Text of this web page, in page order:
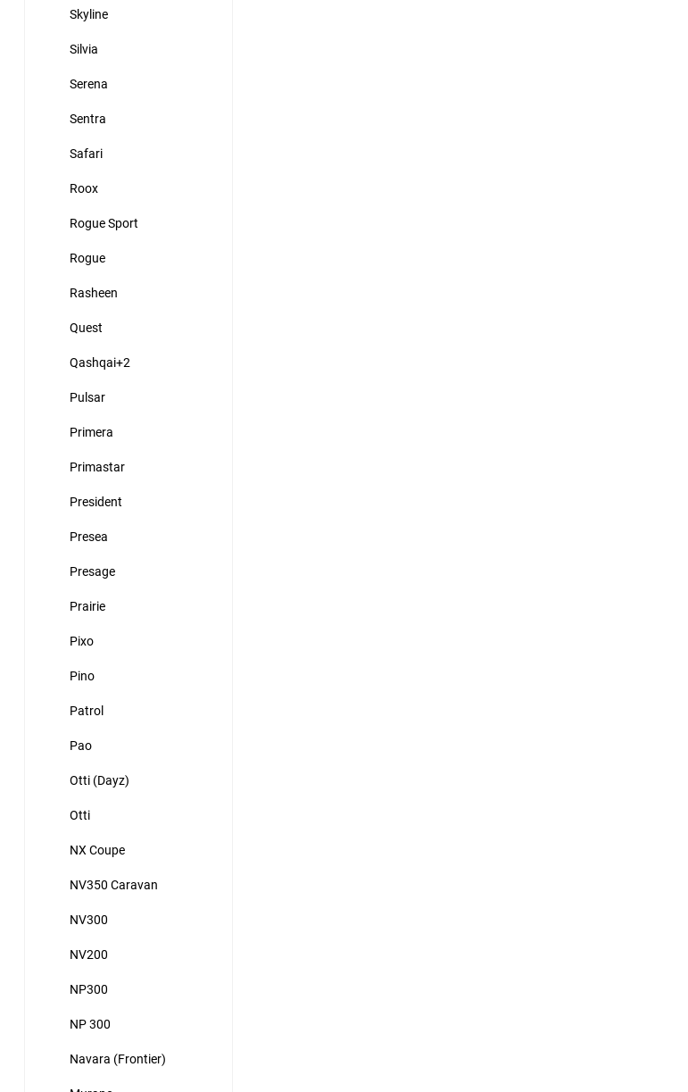
Skyline
Silvia
Serena
Sentra
Safari
Roox
Rogue Sport
Rogue
Rasheen
Quest
Qashqai+2
Pulsar
Primera
Primastar
President
Presea
Presage
Prairie
Pixo
Pino
Patrol
Pao
Otti (Dayz)
Otti
NX Coupe
NV350 Caravan
NV300
NV200
NP300
NP 300
Navara (Frontier)